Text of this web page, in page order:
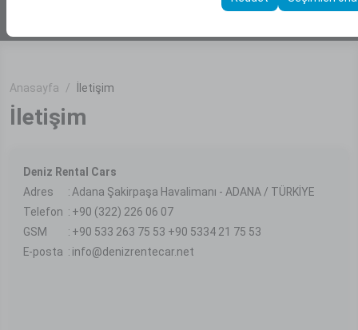
Anasayfa İletişim
İletişim
Deniz Rental Cars
Adres
: Adana Şakirpaşa Havalimanı - ADANA / TÜRKİYE
Telefon : +90 (322) 226 06 07
GSM
: +90 533 263 75 53 +90 5334 21 75 53
E-posta : info@denizrentecar.net